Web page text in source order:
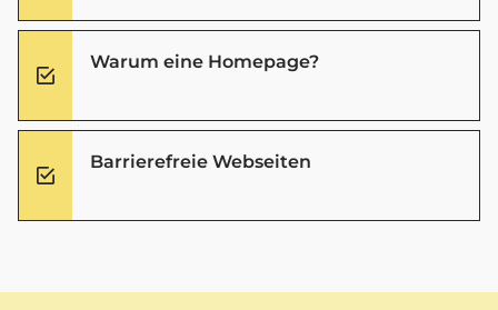
Warum eine Homepage?
Barrierefreie Webseiten